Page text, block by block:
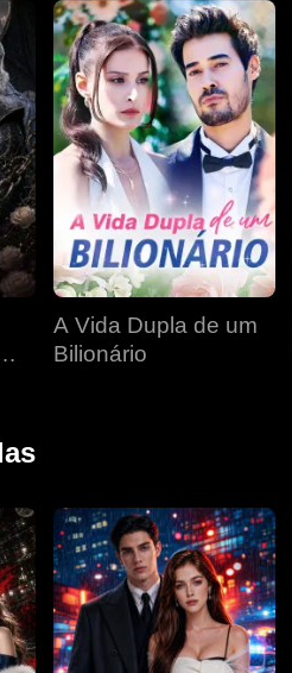
A Vida Dupla de um
Bilionário